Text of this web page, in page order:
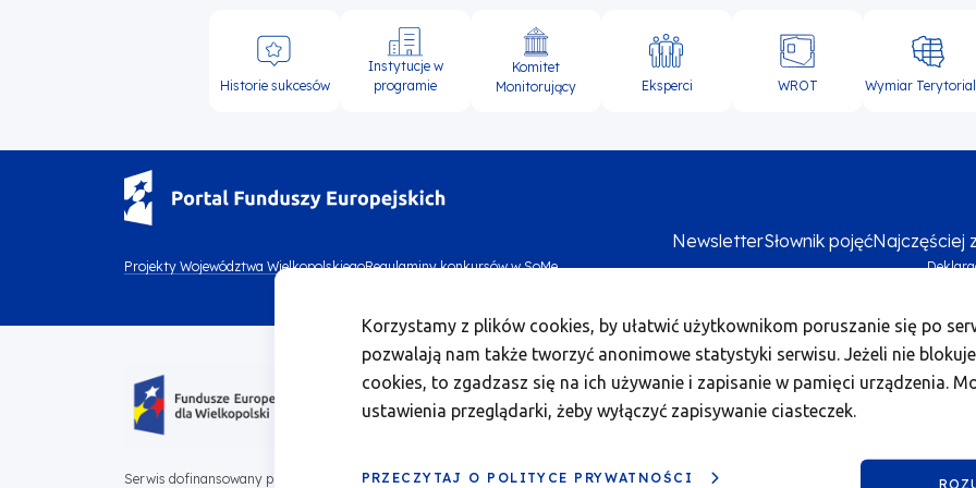
Korzystamy z plików cookies, by ułatwić użytkownikom poruszanie się po
pozwalają nam także tworzyć anonimowe statystyki serwisu. Jeżeli nie
cookies, to zgadzasz się na ich używanie i zapisanie w pamięci urządzenia.
ustawienia przeglądarki, żeby wyłączyć zapisywanie ciasteczek.
PRZECZYTAJ O POLITYCE PRYWATNOŚCI
Historie sukcesów
Instytucje w
programie
Komitet
Monitorujący
Eksperci WROT Wymiar
Menu
NewsletterSłownik pojęćNajczęściej
bottom
1
Projekty Województwa WielkopolskiegoRegulaminy konkursów w SoMe
Serwis dofinansowany przez Unię Europejską z Programu Fundusze Europejskie dla Wielkopolski 2021-2027.